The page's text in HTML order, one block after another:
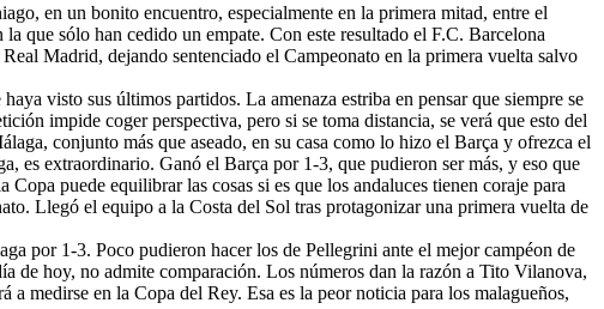
en un bonito encuentro, especialmente en la primera mitad, entre el
que sólo han cedido un empate. Con este resultado el F.C. Barcelona
Madrid, dejando sentenciado el Campeonato en la primera vuelta salvo
visto sus últimos partidos. La amenaza estriba en pensar que siempre se
impide coger perspectiva, pero si se toma distancia, se verá que esto del
conjunto más que aseado, en su casa como lo hizo el Barça y ofrezca el
es extraordinario. Ganó el Barça por 1-3, que pudieron ser más, y eso que
puede equilibrar las cosas si es que los andaluces tienen coraje para
Llegó el equipo a la Costa del Sol tras protagonizar una primera vuelta de
por 1-3. Poco pudieron hacer los de Pellegrini ante el mejor campéon de
de hoy, no admite comparación. Los números dan la razón a Tito Vilanova,
medirse en la Copa del Rey. Esa es la peor noticia para los malagueños,